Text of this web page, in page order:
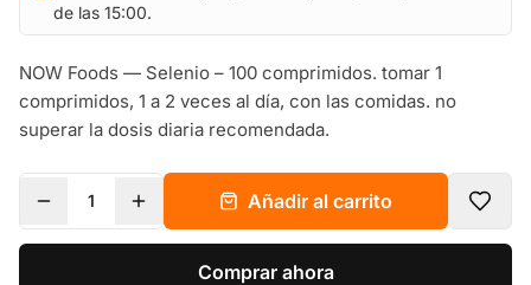
de las 15:00.
NOW Foods — Selenio – 100 comprimidos. tomar 1
comprimidos, 1 a 2 veces al día, con las comidas. no
superar la dosis diaria recomendada.
1 Añadir al carrito
Comprar ahora